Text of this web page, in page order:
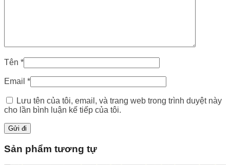
Tên *
Email *
Lưu tên của tôi, email, và trang web trong trình duyệt này
cho lần bình luận kế tiếp của tôi.
Sản phẩm tương tự